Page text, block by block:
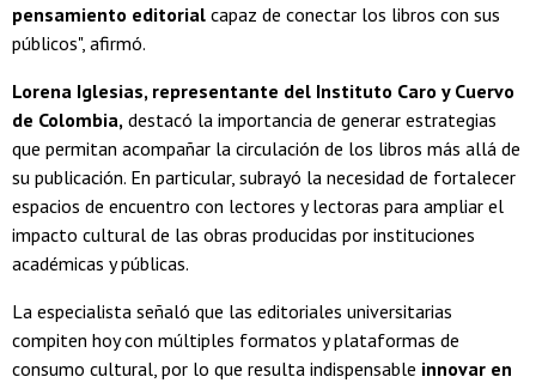
pensamiento editorial capaz de conectar los libros con sus
públicos", afirmó.
Lorena Iglesias, representante del Instituto Caro y Cuervo
de Colombia, destacó la importancia de generar estrategias
que permitan acompañar la circulación de los libros más allá de
su publicación. En particular, subrayó la necesidad de fortalecer
espacios de encuentro con lectores y lectoras para ampliar el
impacto cultural de las obras producidas por instituciones
académicas y públicas.
La especialista señaló que las editoriales universitarias
compiten hoy con múltiples formatos y plataformas de
consumo cultural, por lo que resulta indispensable innovar en